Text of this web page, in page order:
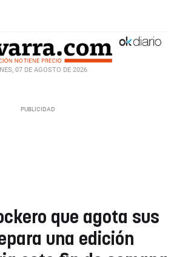
07 DE AGOSTO DE 2026
que agota sus
una edición